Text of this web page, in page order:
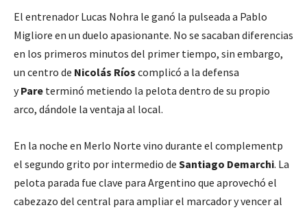
El entrenador Lucas Nohra le ganó la pulseada a Pablo
Migliore en un duelo apasionante. No se sacaban diferencias
en los primeros minutos del primer tiempo, sin embargo,
un centro de Nicolás Ríos complicó a la defensa
yPare terminó metiendo la pelota dentro de su propio
arco, dándole la ventaja al local.
En la noche en Merlo Norte vino durante el complementp
el segundo grito por intermedio de Santiago Demarchi. La
pelota parada fue clave para Argentino que aprovechó el
cabezazo del central para ampliar el marcador y vencer al